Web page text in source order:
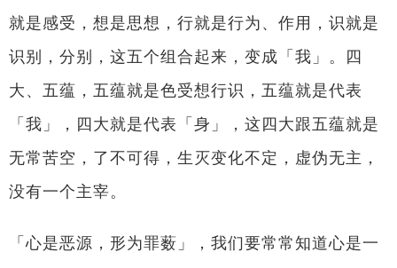
就是感受，想是思想，行就是行为、作用，识就是
识别，分别，这五个组合起来，变成「我」。四
大、五蕴，五蕴就是色受想行识，五蕴就是代表
「我」，四大就是代表「身」，这四大跟五蕴就是
无常苦空，了不可得，生灭变化不定，虚伪无主，
没有一个主宰。
「心是恶源，形为罪薮」，我们要常常知道心是一